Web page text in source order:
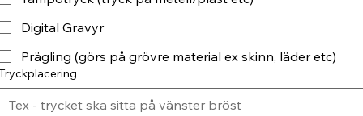
Digital Gravyr
Prägling (görs på grövre material ex skinn, läder etc)